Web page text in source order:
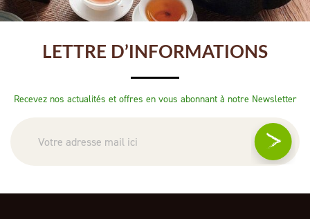
LETTRE D’INFORMATIONS
Recevez nos actualités et offres en vous abonnant à notre Newsletter